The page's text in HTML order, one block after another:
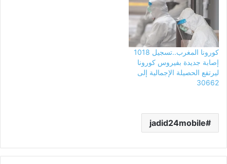
كورونا المغرب..تسجيل 1018
إصابة جديدة بفيروس كورونا
ليرتفع الحصيلة الإجمالية إلى
30662
jadid24mobile